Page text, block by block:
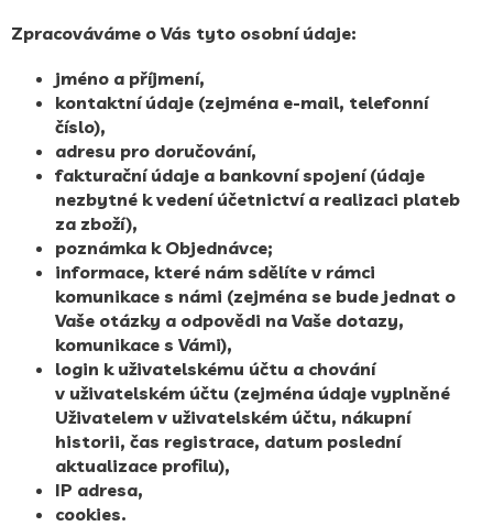
Zpracováváme o Vás tyto osobní údaje:
jméno a příjmení,
kontaktní údaje (zejména e-mail, telefonní
číslo),
adresu pro doručování,
fakturační údaje a bankovní spojení (údaje
nezbytné k vedení účetnictví a realizaci plateb
za zboží),
poznámka k Objednávce;
informace, které nám sdělíte v rámci
komunikace s námi (zejména se bude jednat o
Vaše otázky a odpovědi na Vaše dotazy,
komunikace s Vámi),
login k uživatelskému účtu a chování
v uživatelském účtu (zejména údaje vyplněné
Uživatelem v uživatelském účtu, nákupní
historii, čas registrace, datum poslední
aktualizace profilu),
IP adresa,
cookies.